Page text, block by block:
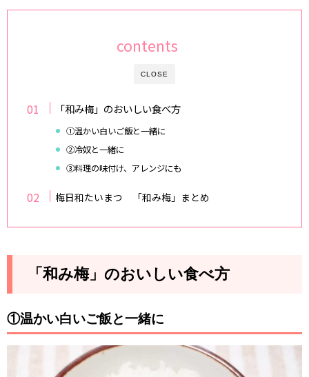
CLOSE
contents
「和み梅」のおいしい食べ方
①温かい白いご飯と一緒に
②冷奴と一緒に
③料理の味付け、アレンジにも
梅日和たいまつ 「和み梅」まとめ
「和み梅」のおいしい食べ方
①温かい白いご飯と一緒に